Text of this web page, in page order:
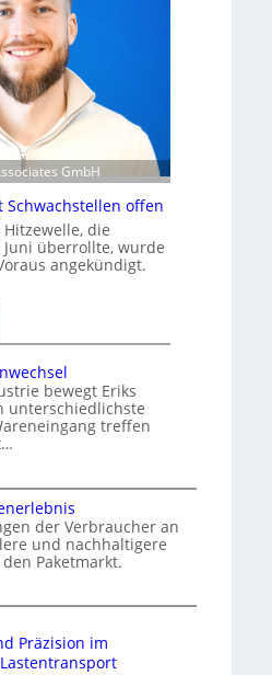
GmbH
Schwachstellen offen
die
überrollte, wurde
angekündigt.
bewegt Eriks
unterschiedlichste
treffen
der Verbraucher an
und nachhaltigere
Paketmarkt.
Präzision im